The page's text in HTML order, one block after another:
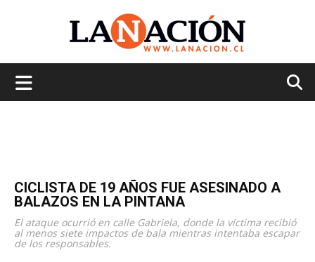
CICLISTA DE 19 AÑOS FUE ASESINADO A
BALAZOS EN LA PINTANA
El ataque ocurrió en calle Gabriela, donde la víctima recibió
al menos siete impactos de bala mientras intentaba escapar
de los responsables.